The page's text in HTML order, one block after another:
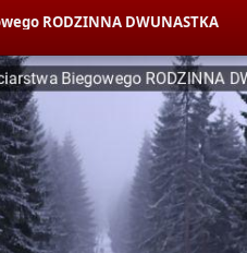
RODZINNA DWUNASTKA